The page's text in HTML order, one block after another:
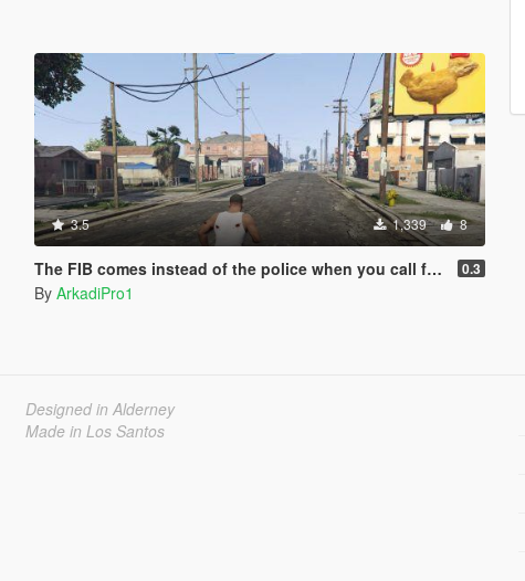
3.5 1,339 8
The FIB comes instead of the police when you call from your phone. 0.3
By ArkadiPro1
Designed in Alderney
Made in Los Santos